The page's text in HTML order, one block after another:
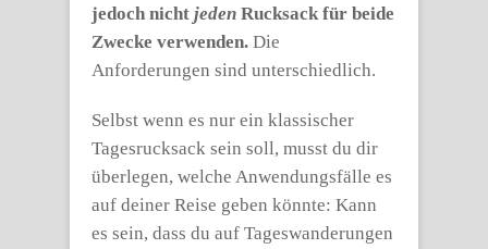
jedoch nicht jeden Rucksack für beide
Zwecke verwenden. Die
Anforderungen sind unterschiedlich.
Selbst wenn es nur ein klassischer
Tagesrucksack sein soll, musst du dir
überlegen, welche Anwendungsfälle es
auf deiner Reise geben könnte: Kann
es sein, dass du auf Tageswanderungen